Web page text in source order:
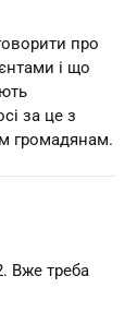
про
і що
за це з
громадянам.
Вже треба